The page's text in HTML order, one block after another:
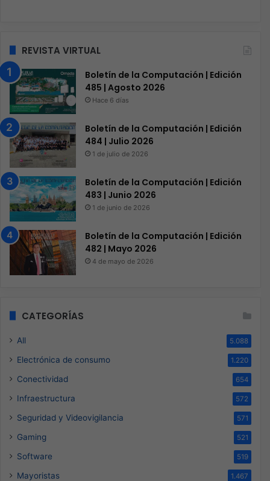
REVISTA VIRTUAL
Boletín de la Computación | Edición
485 | Agosto 2026
Hace 6 días
Boletín de la Computación | Edición
484 | Julio 2026
1 de julio de 2026
Boletín de la Computación | Edición
483 | Junio 2026
1 de junio de 2026
Boletín de la Computación | Edición
482 | Mayo 2026
4 de mayo de 2026
CATEGORÍAS
All 5.088
Electrónica de consumo 1.220
Conectividad 654
Infraestructura 572
Seguridad y Videovigilancia 571
Gaming 521
Software 519
Mayoristas 1.467